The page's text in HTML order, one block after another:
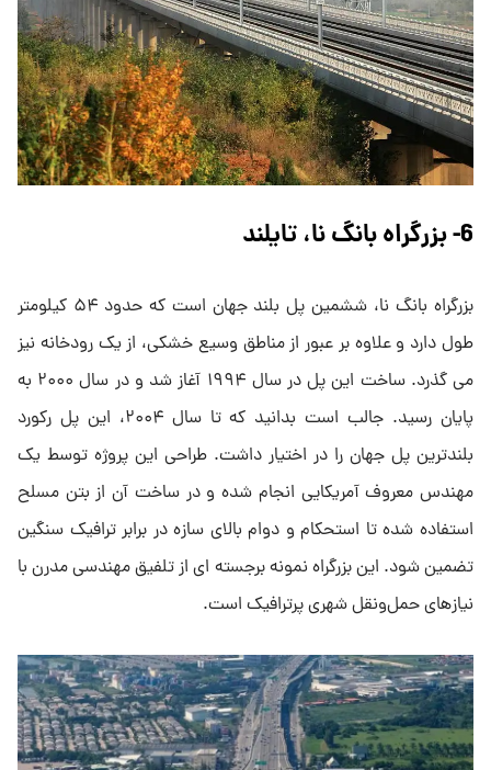
6- بزرگراه بانگ نا، تایلند
بزرگراه بانگ نا، ششمین پل بلند جهان است که حدود ۵۴ کیلومتر
طول دارد و علاوه بر عبور از مناطق وسیع خشکی، از یک رودخانه نیز
می گذرد. ساخت این پل در سال ۱۹۹۴ آغاز شد و در سال ۲۰۰۰ به
پایان رسید. جالب است بدانید که تا سال ۲۰۰۴، این پل رکورد
بلندترین پل جهان را در اختیار داشت. طراحی این پروژه توسط یک
مهندس معروف آمریکایی انجام شده و در ساخت آن از بتن مسلح
استفاده شده تا استحکام و دوام بالای سازه در برابر ترافیک سنگین
تضمین شود. این بزرگراه نمونه برجسته ای از تلفیق مهندسی مدرن با
نیازهای حمل‌ونقل شهری پرترافیک است.